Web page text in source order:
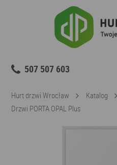
507 507 603
Hurt drzwi Wrocław Katalog
Drzwi PORTA OPAL Plus